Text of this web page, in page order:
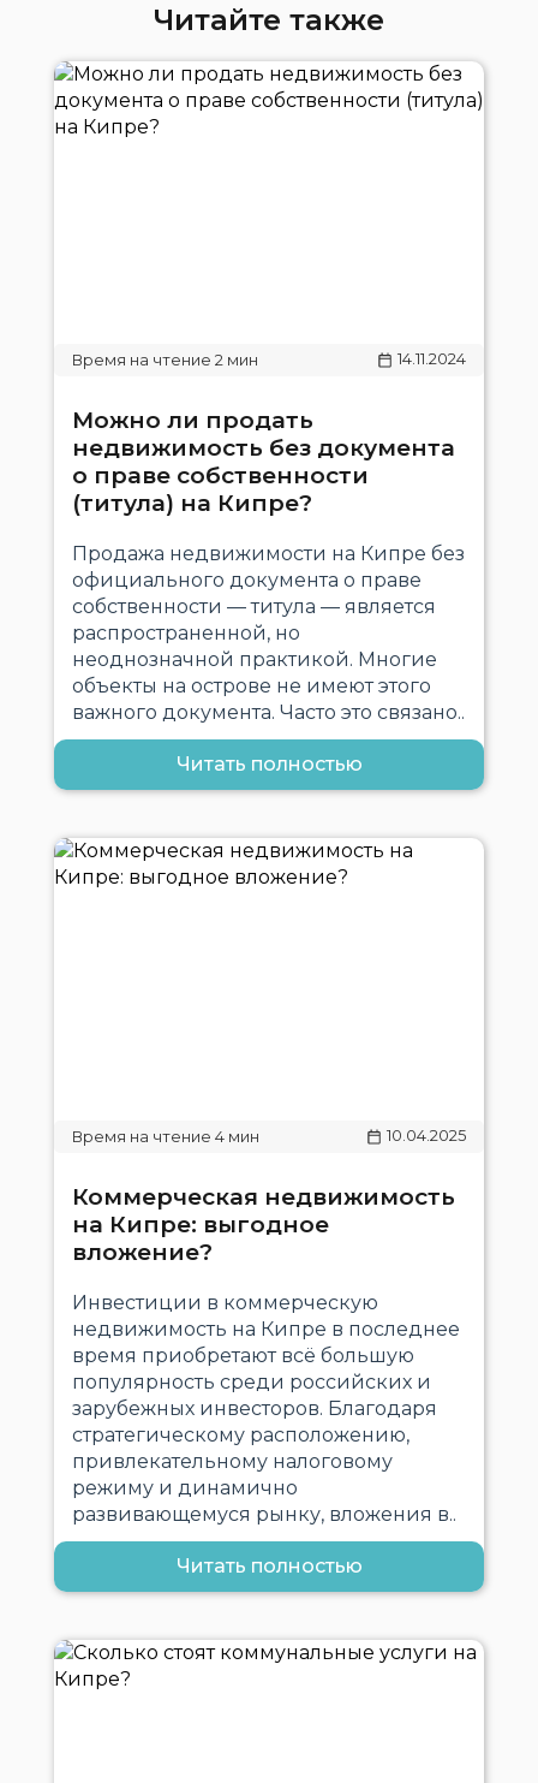
Читайте также
14.11.2024
Можно ли продать
недвижимость без документа
о праве собственности
(титула) на Кипре?
Продажа недвижимости на Кипре без
официального документа о праве
собственности — титула — является
распространенной, но
неоднозначной практикой. Многие
объекты на острове не имеют этого
важного документа. Часто это связано..
Читать полностью
10.04.2025
Коммерческая недвижимость
на Кипре: выгодное
вложение?
Инвестиции в коммерческую
недвижимость на Кипре в последнее
время приобретают всё большую
популярность среди российских и
зарубежных инвесторов. Благодаря
стратегическому расположению,
привлекательному налоговому
режиму и динамично
развивающемуся рынку, вложения в..
Читать полностью